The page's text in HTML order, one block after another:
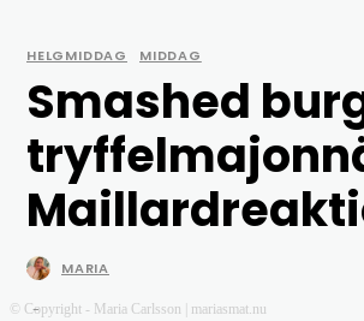
HELGMIDDAG MIDDAG
Smashed
MARIA
-
© Copyright - Maria Carlsson | mariasmat.nu